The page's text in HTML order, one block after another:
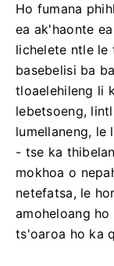
Ho fumana
ea ak'haonte
lichelete ntle le
basebelisi ba
tloaelehileng li
lebetsoeng,
lumellaneng, le
- tse ka
mokhoa o
netefatsa, le
amoheloang
ts'oaroa ho ka